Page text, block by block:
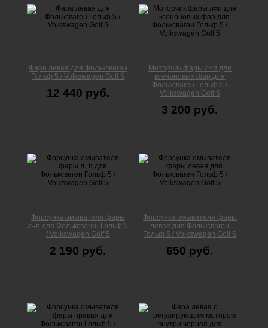
Фара левая для Фольксваген
Гольф 5 / Volkswagen Golf 5
12 440 руб.
Моторчик фары л=п для
ксеноновых фар для
Фольксваген Гольф 5 /
Volkswagen Golf 5
3 200 руб.
Форсунка омывателя фары
л=п для Фольксваген Гольф 5
/ Volkswagen Golf 5
2 190 руб.
Форсунка омывателя фары
левая для Фольксваген
Гольф 5 / Volkswagen Golf 5
650 руб.